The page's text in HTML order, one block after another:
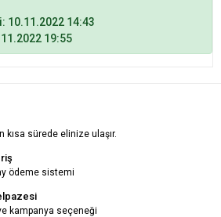
10.11.2022 14:43
19:55
kısa sürede elinize ulaşır.
ödeme sistemi
kampanya seçeneği